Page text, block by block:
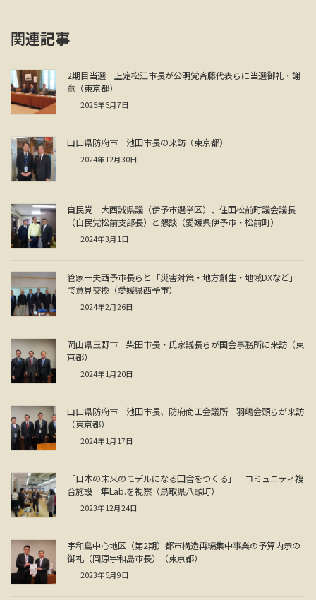
関連記事
2期目当選 上定松江市長が公明党斉藤代表らに当選御礼・謝
意（東京都）
2025年5月7日
山口県防府市 池田市長の来訪（東京都）
2024年12月30日
自民党 大西誠県議（伊予市選挙区）、住田松前町議会議長
（自民党松前支部長）と懇談（愛媛県伊予市・松前町）
2024年3月1日
管家一夫西予市長らと「災害対策・地方創生・地域DXなど」
で意見交換（愛媛県西予市）
2024年2月26日
岡山県玉野市 柴田市長・氏家議長らが国会事務所に来訪（東
京都）
2024年1月20日
山口県防府市 池田市長、防府商工会議所 羽嶋会頭らが来訪
（東京都）
2024年1月17日
「日本の未来のモデルになる田舎をつくる」 コミュニティ複
合施設 隼Lab.を視察（鳥取県八頭町）
2023年12月24日
宇和島中心地区（第2期）都市構造再編集中事業の予算内示の
御礼（岡原宇和島市長）（東京都）
2023年5月9日